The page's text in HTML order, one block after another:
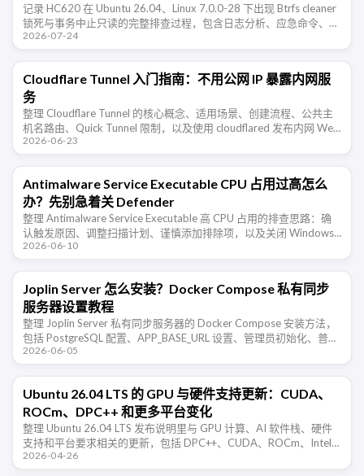
记录 HC620 在 Ubuntu 26.04、Linux 7.0.0-28 下出现 Btrfs cleaner
锁死与事务中止只读的完整排查过程，包含日志分析、应急命令、数
据校验和内核测试方案。
2026-07-24
Cloudflare Tunnel 入门指南：不用公网 IP 暴露内网服
务
整理 Cloudflare Tunnel 的核心概念、适用场景、创建流程、公共主
机名路由、Quick Tunnel 限制，以及使用 cloudflared 发布内网 Web
服务时需要注意的配置和安全 …
2026-06-23
Antimalware Service Executable CPU 占用过高怎么
办？先别急着关 Defender
整理 Antimalware Service Executable 高 CPU 占用的排查思路：确
认触发原因、调整扫描计划、谨慎添加排除项，以及关闭 Windows
Defender 的风险。
2026-06-10
Joplin Server 怎么安装？Docker Compose 私有同步
服务器设置教程
整理 Joplin Server 私有同步服务器的 Docker Compose 安装方法，
包括 PostgreSQL 配置、APP_BASE_URL 设置、管理员初始化、普通
用户激活、客户端同步和反 …
2026-06-05
Ubuntu 26.04 LTS 的 GPU 与硬件支持更新：CUDA、
ROCm、DPC++ 和更多平台变化
整理 Ubuntu 26.04 LTS 发布说明里与 GPU 计算、AI 软件栈、硬件
支持和平台要求相关的更新，包括 DPC++、CUDA、ROCm、Intel
GPU、Raspberry …
2026-04-26